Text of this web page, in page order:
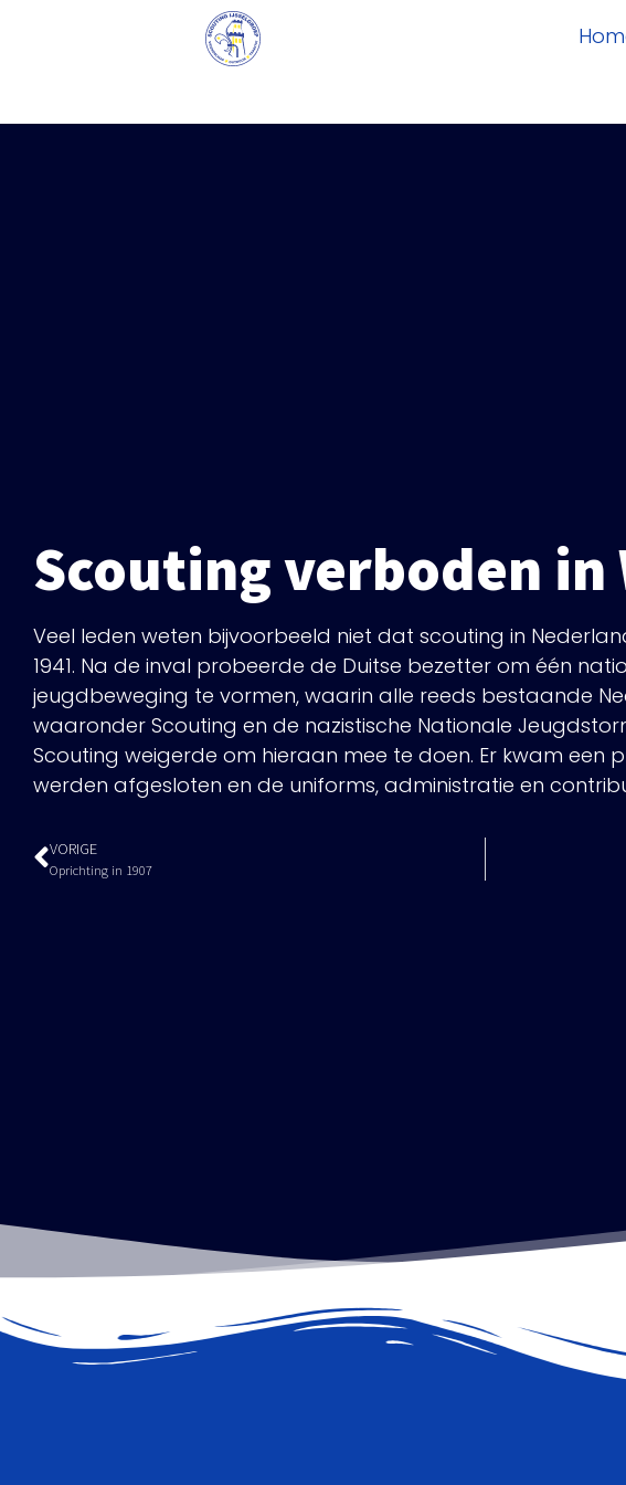
Scouting verboden in
Veel leden weten bijvoorbeeld niet dat scouting in
1941. Na de inval probeerde de Duitse bezetter om één
jeugdbeweging te vormen, waarin alle reeds bestaande
waaronder Scouting en de nazistische Nationale
Scouting weigerde om hieraan mee te doen. Er kwam een
werden afgesloten en de uniforms, administratie en
VORIGE
Oprichting in 1907